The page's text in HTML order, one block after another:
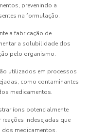
prevenindo a
na formulação.
a fabricação de
a solubilidade dos
pelo organismo.
utilizados em processos
como contaminantes
medicamentos.
íons potencialmente
indesejadas que
dos medicamentos.